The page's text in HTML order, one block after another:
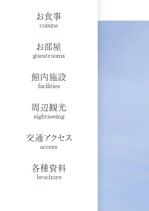
お食事
cuisine
お部屋
guestrooms
館内施設
facilities
周辺観光
sightseeing
交通アクセス
access
各種資料
brochure